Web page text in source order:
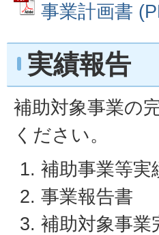
事業計画書
実績報告
補助対象事業の
ください。
補助事業等実
事業報告書
補助対象事業